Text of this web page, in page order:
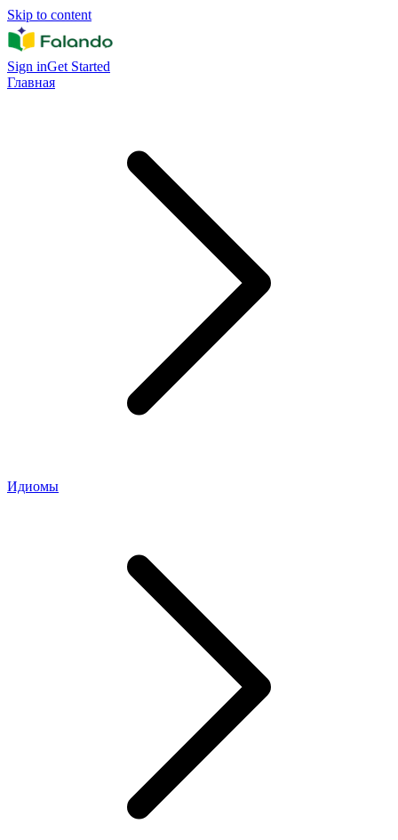
Skip to content
Sign inGet Started
Главная
Идиомы